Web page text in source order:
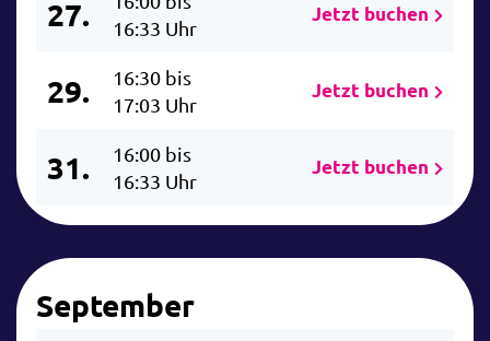
27.
16:33 Uhr
Jetzt buchen
29.
16:30 bis
17:03 Uhr
Jetzt buchen
31.
16:00 bis
16:33 Uhr
Jetzt buchen
September